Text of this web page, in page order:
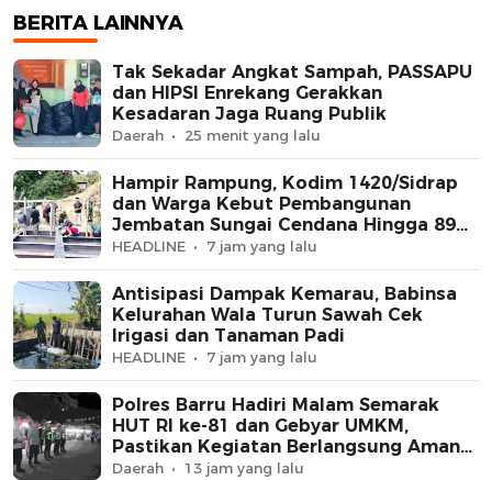
BERITA LAINNYA
Tak Sekadar Angkat Sampah, PASSAPU
dan HIPSI Enrekang Gerakkan
Kesadaran Jaga Ruang Publik
Daerah 25 menit yang lalu
Hampir Rampung, Kodim 1420/Sidrap
dan Warga Kebut Pembangunan
Jembatan Sungai Cendana Hingga 89
Persen
HEADLINE 7 jam yang lalu
Antisipasi Dampak Kemarau, Babinsa
Kelurahan Wala Turun Sawah Cek
Irigasi dan Tanaman Padi
HEADLINE 7 jam yang lalu
Polres Barru Hadiri Malam Semarak
HUT RI ke-81 dan Gebyar UMKM,
Pastikan Kegiatan Berlangsung Aman
dan Kondusif
Daerah 13 jam yang lalu